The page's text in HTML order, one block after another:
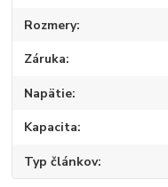
Rozmery
Záruka
Napätie
Kapacita
Typ článkov